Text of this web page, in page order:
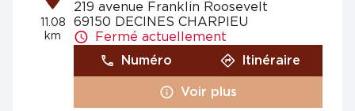
11.08
km
219 avenue Franklin Roosevelt
69150 DECINES CHARPIEU
Fermé actuellement
Numéro
Itinéraire
Voir plus